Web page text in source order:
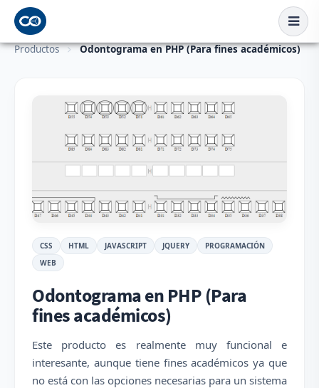
Productos Odontograma en PHP (Para fines académicos)
CSS HTML JAVASCRIPT JQUERY
PROGRAMACIÓN
WEB
Odontograma en PHP (Para
fines académicos)
Este producto es realmente muy funcional e
interesante, aunque tiene fines académicos ya que
no está con las opciones necesarias para un sistema